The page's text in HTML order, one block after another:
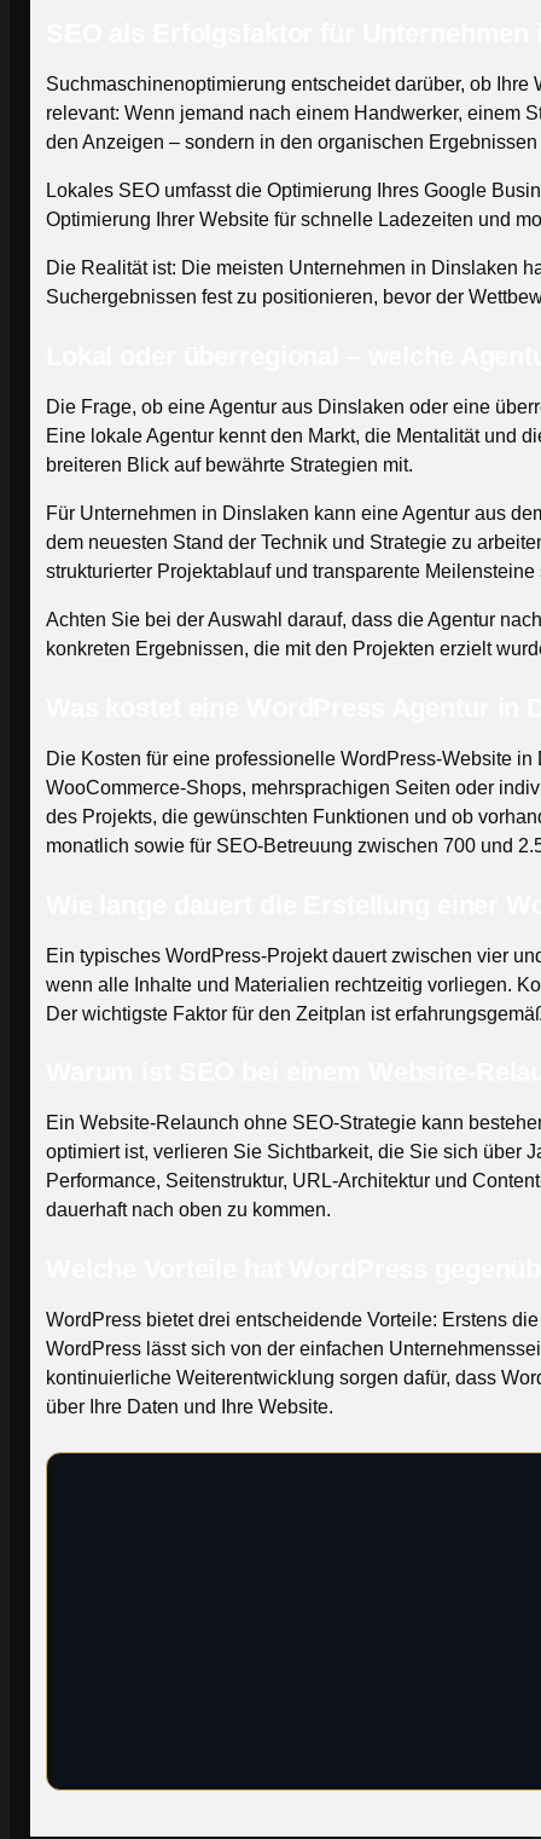
Suchmaschinenoptimierung entscheidet darüber, ob
relevant: Wenn jemand nach einem Handwerker, einem
den Anzeigen – sondern in den organischen
Lokales SEO umfasst die Optimierung Ihres Google
Optimierung Ihrer Website für schnelle Ladezeiten und
Die Realität ist: Die meisten Unternehmen in Dinslaken
Suchergebnissen fest zu positionieren, bevor der
Die Frage, ob eine Agentur aus Dinslaken oder eine
Eine lokale Agentur kennt den Markt, die Mentalität und
breiteren Blick auf bewährte Strategien mit.
Für Unternehmen in Dinslaken kann eine Agentur aus
dem neuesten Stand der Technik und Strategie zu
strukturierter Projektablauf und transparente
Achten Sie bei der Auswahl darauf, dass die Agentur
konkreten Ergebnissen, die mit den Projekten erzielt
Die Kosten für eine professionelle WordPress-Website
WooCommerce-Shops, mehrsprachigen Seiten oder
des Projekts, die gewünschten Funktionen und ob
monatlich sowie für SEO-Betreuung zwischen 700 und
Ein typisches WordPress-Projekt dauert zwischen vier
wenn alle Inhalte und Materialien rechtzeitig vorliegen.
Der wichtigste Faktor für den Zeitplan ist
Ein Website-Relaunch ohne SEO-Strategie kann
optimiert ist, verlieren Sie Sichtbarkeit, die Sie sich über
Performance, Seitenstruktur, URL-Architektur und
dauerhaft nach oben zu kommen.
WordPress bietet drei entscheidende Vorteile: Erstens
WordPress lässt sich von der einfachen
kontinuierliche Weiterentwicklung sorgen dafür, dass
über Ihre Daten und Ihre Website.